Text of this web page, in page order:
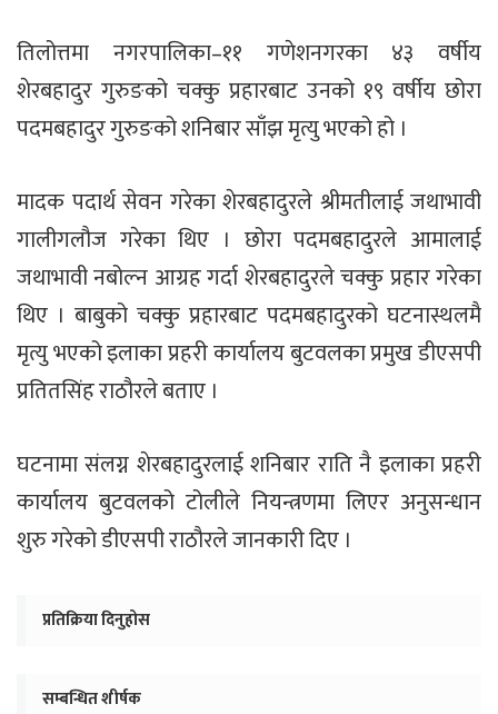
तिलोत्तमा नगरपालिका–११ गणेशनगरका ४३ वर्षीय
शेरबहादुर गुरुङको चक्कु प्रहारबाट उनको १९ वर्षीय छोरा
पदमबहादुर गुरुङको शनिबार साँझ मृत्यु भएको हो ।
मादक पदार्थ सेवन गरेका शेरबहादुरले श्रीमतीलाई जथाभावी
गालीगलौज गरेका थिए । छोरा पदमबहादुरले आमालाई
जथाभावी नबोल्न आग्रह गर्दा शेरबहादुरले चक्कु प्रहार गरेका
थिए । बाबुको चक्कु प्रहारबाट पदमबहादुरको घटनास्थलमै
मृत्यु भएको इलाका प्रहरी कार्यालय बुटवलका प्रमुख डीएसपी
प्रतितसिंह राठौरले बताए ।
घटनामा संलग्न शेरबहादुरलाई शनिबार राति नै इलाका प्रहरी
कार्यालय बुटवलको टोलीले नियन्त्रणमा लिएर अनुसन्धान
शुरु गरेको डीएसपी राठौरले जानकारी दिए ।
प्रतिक्रिया दिनुहोस
सम्बन्धित शीर्षक